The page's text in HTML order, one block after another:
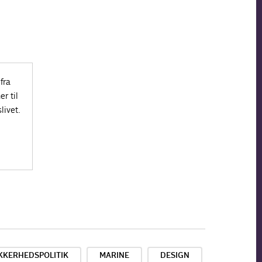
til
MARINE DESIGN